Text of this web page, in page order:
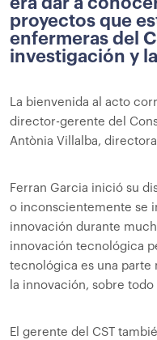
proyectos que
enfermeras del
investigación y
La bienvenida al acto
director-gerente del
Antònia Villalba,
Ferran Garcia inició su
o inconscientemente se
innovación durante
innovación tecnológica
tecnológica es una parte
la innovación, sobre
El gerente del CST